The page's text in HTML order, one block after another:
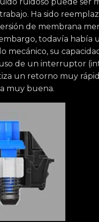
Ha sido
de membrana
embargo, todavía había
mecánico, su
de un interruptor
un retorno muy
muy buena.